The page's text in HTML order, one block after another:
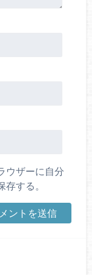
ウザーに自分
する。